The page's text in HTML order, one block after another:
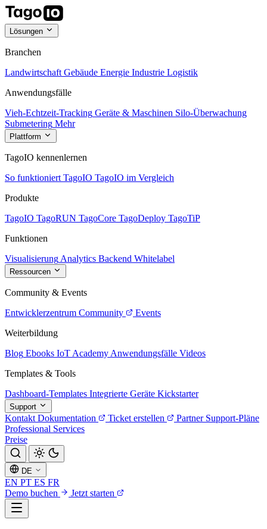
Lösungen
Branchen
Landwirtschaft Gebäude Energie Industrie Logistik
Anwendungsfälle
Vieh-Echtzeit-Tracking Geräte & Maschinen Silo-Überwachung
Submetering Mehr
Plattform
TagoIO kennenlernen
So funktioniert TagoIO TagoIO im Vergleich
Produkte
TagoIO TagoRUN TagoCore TagoDeploy TagoTiP
Funktionen
Visualisierung Analytics Backend Whitelabel
Ressourcen
Community & Events
Entwicklerzentrum Community
Events
Weiterbildung
Blog Ebooks IoT Academy Anwendungsfälle Videos
Templates & Tools
Dashboard-Templates Integrierte Geräte Kickstarter
Support
Kontakt Dokumentation Ticket erstellen Partner Support-Pläne
Professional Services
Preise
DE
EN PT ES FR
Demo buchen
Jetzt starten